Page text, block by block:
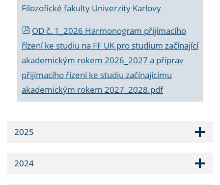
Filozofické fakulty Univerzity Karlovy
OD č. 1_2026 Harmonogram přijímacího
řízení ke studiu na FF UK pro studium začínající
akademickým rokem 2026_2027 a příprav
přijímacího řízení ke studiu začínajícímu
akademickým rokem 2027_2028.pdf
2025
2024